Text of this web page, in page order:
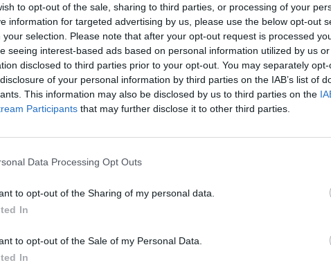
to opt-out of the sale, sharing to third parties, or processing of your
information for targeted advertising by us, please use the below opt-out
your selection. Please note that after your opt-out request is processed
seeing interest-based ads based on personal information utilized by us
disclosed to third parties prior to your opt-out. You may separately
of your personal information by third parties on the IAB’s list of
This information may also be disclosed by us to third parties on the
Participants that may further disclose it to other third parties.
Data Processing Opt Outs
to opt-out of the Sharing of my personal data.
In
to opt-out of the Sale of my Personal Data.
In
επικρατέστερες
στα sneakers για
δεν είναι αυτές που